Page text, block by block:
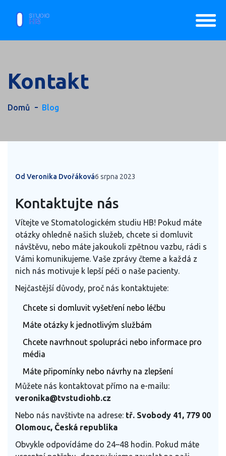
Kontakt
Domů Blog
Od Veronika Dvořáková6 srpna 2023
Kontaktujte nás
Vítejte ve Stomatologickém studiu HB! Pokud máte
otázky ohledně našich služeb, chcete si domluvit
návštěvu, nebo máte jakoukoli zpětnou vazbu, rádi s
Vámi komunikujeme. Vaše zprávy čteme a každá z
nich nás motivuje k lepší péči o naše pacienty.
Nejčastější důvody, proč nás kontaktujete:
Chcete si domluvit vyšetření nebo léčbu
Máte otázky k jednotlivým službám
Chcete navrhnout spolupráci nebo informace pro
média
Máte připomínky nebo návrhy na zlepšení
Můžete nás kontaktovat přímo na e-mailu:
veronika@tvstudiohb.cz
Nebo nás navštivte na adrese: tř. Svobody 41, 779 00
Olomouc, Česká republika
Obvykle odpovídáme do 24–48 hodin. Pokud máte